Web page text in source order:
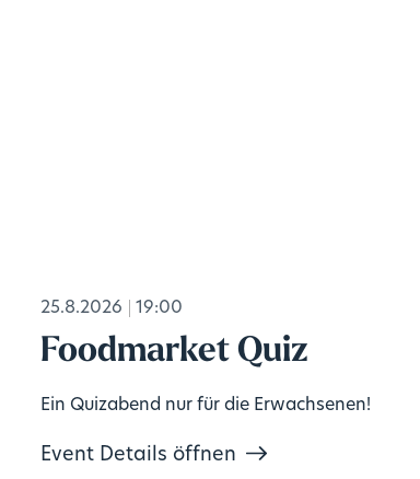
25.8.2026 19:00
Foodmarket Quiz
Ein Quizabend nur für die Erwachsenen!
Event Details öffnen